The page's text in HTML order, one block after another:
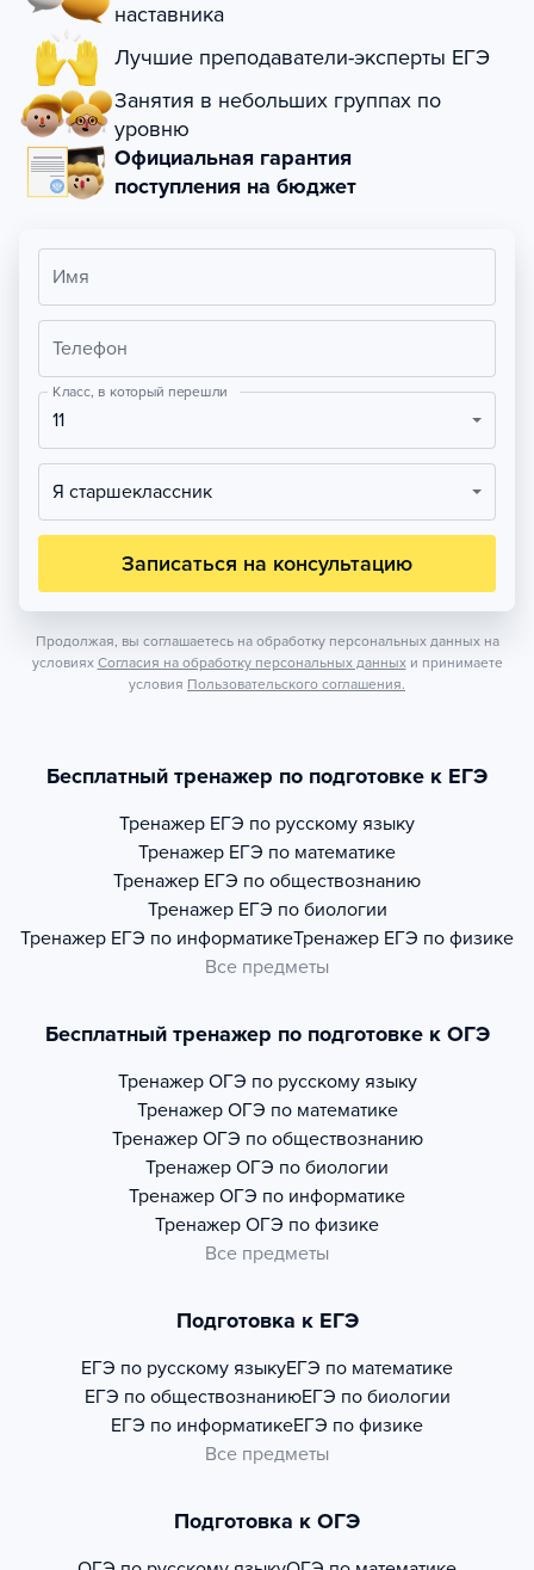
наставника
Лучшие преподаватели-эксперты ЕГЭ
Занятия в небольших группах по
уровню
Официальная гарантия
поступления на бюджет
Имя
Телефон
Класс, в который перешли
11
Я старшеклассник
Записаться на консультацию
Продолжая, вы соглашаетесь на обработку персональных данных на
условиях Согласия на обработку персональных данных и принимаете
условия Пользовательского соглашения.
Бесплатный тренажер по подготовке к ЕГЭ
Тренажер ЕГЭ по русскому языку
Тренажер ЕГЭ по математике
Тренажер ЕГЭ по обществознанию
Тренажер ЕГЭ по биологии
Тренажер ЕГЭ по информатикеТренажер ЕГЭ по физике
Все предметы
Бесплатный тренажер по подготовке к ОГЭ
Тренажер ОГЭ по русскому языку
Тренажер ОГЭ по математике
Тренажер ОГЭ по обществознанию
Тренажер ОГЭ по биологии
Тренажер ОГЭ по информатике
Тренажер ОГЭ по физике
Все предметы
Подготовка к ЕГЭ
ЕГЭ по русскому языкуЕГЭ по математике
ЕГЭ по обществознаниюЕГЭ по биологии
ЕГЭ по информатикеЕГЭ по физике
Все предметы
Подготовка к ОГЭ